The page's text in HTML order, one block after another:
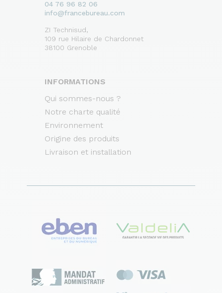
04 76 96 82 06
info@francebureau.com
ZI Technisud,
109 rue Hilaire de Chardonnet
38100 Grenoble
INFORMATIONS
Qui sommes-nous ?
Notre charte qualité
Environnement
Origine des produits
Livraison et installation